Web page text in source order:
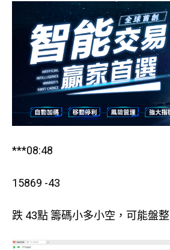
***08:48
15869 -43
跌 43點 籌碼小多小空，可能盤整